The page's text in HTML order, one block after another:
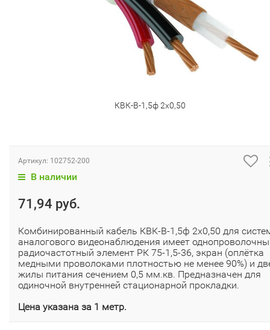
КВК-В-1,5ф 2х0,50
Артикул: 102752-200
В наличии
71,94 руб.
Комбинированный кабель КВК-В-1,5ф 2х0,50 для
аналогового видеонаблюдения имеет
радиочастотный элемент РК 75-1,5-36, экран (оплётка
медными проволоками плотностью не менее 90%) и
жилы питания сечением 0,5 мм.кв. Предназначен для
одиночной внутренней стационарной прокладки.
Цена указана за 1 метр.